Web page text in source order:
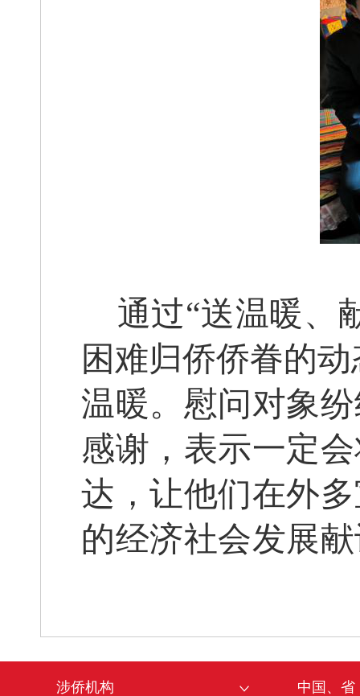
通过“送温暖、
困难归侨侨眷的
温暖。慰问对象
感谢，表示一定
达，让他们在外
的经济社会发展
涉侨机构 中国、省